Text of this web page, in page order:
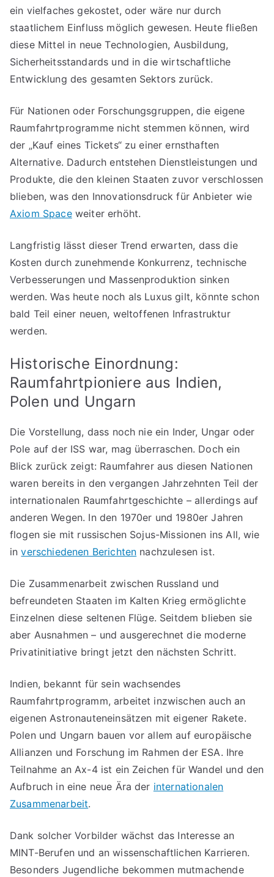
ein vielfaches gekostet, oder wäre nur durch
staatlichem Einfluss möglich gewesen. Heute fließen
diese Mittel in neue Technologien, Ausbildung,
Sicherheitsstandards und in die wirtschaftliche
Entwicklung des gesamten Sektors zurück.
Für Nationen oder Forschungsgruppen, die eigene
Raumfahrtprogramme nicht stemmen können, wird
der „Kauf eines Tickets“ zu einer ernsthaften
Alternative. Dadurch entstehen Dienstleistungen und
Produkte, die den kleinen Staaten zuvor verschlossen
blieben, was den Innovationsdruck für Anbieter wie
Axiom Spaceweiter erhöht.
Langfristig lässt dieser Trend erwarten, dass die
Kosten durch zunehmende Konkurrenz, technische
Verbesserungen und Massenproduktion sinken
werden. Was heute noch als Luxus gilt, könnte schon
bald Teil einer neuen, weltoffenen Infrastruktur
werden.
Historische Einordnung:
Raumfahrtpioniere aus Indien,
Polen und Ungarn
Die Vorstellung, dass noch nie ein Inder, Ungar oder
Pole auf der ISS war, mag überraschen. Doch ein
Blick zurück zeigt: Raumfahrer aus diesen Nationen
waren bereits in den vergangen Jahrzehnten Teil der
internationalen Raumfahrtgeschichte – allerdings auf
anderen Wegen. In den 1970er und 1980er Jahren
flogen sie mit russischen Sojus-Missionen ins All, wie
inverschiedenen Berichten nachzulesen ist.
Die Zusammenarbeit zwischen Russland und
befreundeten Staaten im Kalten Krieg ermöglichte
Einzelnen diese seltenen Flüge. Seitdem blieben sie
aber Ausnahmen – und ausgerechnet die moderne
Privatinitiative bringt jetzt den nächsten Schritt.
Indien, bekannt für sein wachsendes
Raumfahrtprogramm, arbeitet inzwischen auch an
eigenen Astronauteneinsätzen mit eigener Rakete.
Polen und Ungarn bauen vor allem auf europäische
Allianzen und Forschung im Rahmen der ESA. Ihre
Teilnahme an Ax-4 ist ein Zeichen für Wandel und den
Aufbruch in eine neue Ära der internationalen
Zusammenarbeit.
Dank solcher Vorbilder wächst das Interesse an
MINT-Berufen und an wissenschaftlichen Karrieren.
Besonders Jugendliche bekommen mutmachende